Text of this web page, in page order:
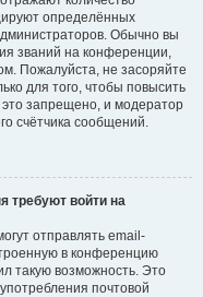
определённых
Обычно вы
званий на конференции,
Пожалуйста, не засоряйте
для того, чтобы повысить
запрещено, и модератор
счётчика сообщений.
требуют войти на
отправлять email-
в конференцию
такую возможность. Это
почтовой